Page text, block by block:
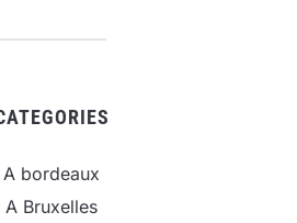
A bordeaux
A Bruxelles